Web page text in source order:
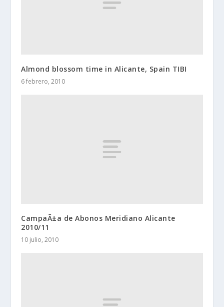
Almond blossom time in Alicante, Spain TIBI
6 febrero, 2010
CampaÃ±a de Abonos Meridiano Alicante
2010/11
10 julio, 2010